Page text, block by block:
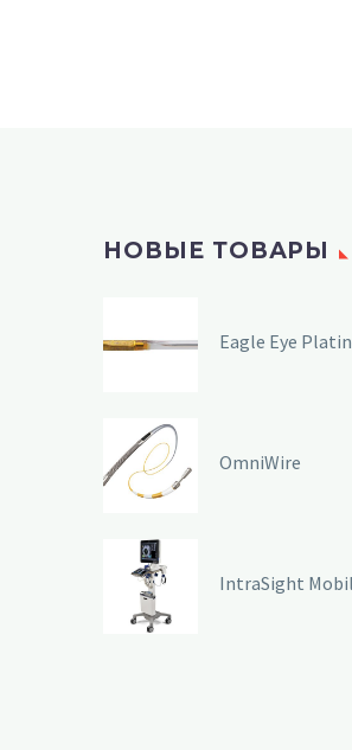
НОВЫЕ ТОВАРЫ
Eagle Eye
OmniWire
IntraSight